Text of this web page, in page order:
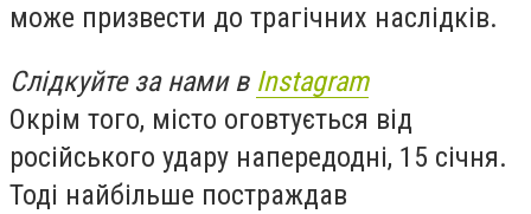
може призвести до трагічних наслідків.
Слідкуйте за нами в Instagram
Окрім того, місто оговтується від
російського удару напередодні, 15 січня.
Тоді найбільше постраждав